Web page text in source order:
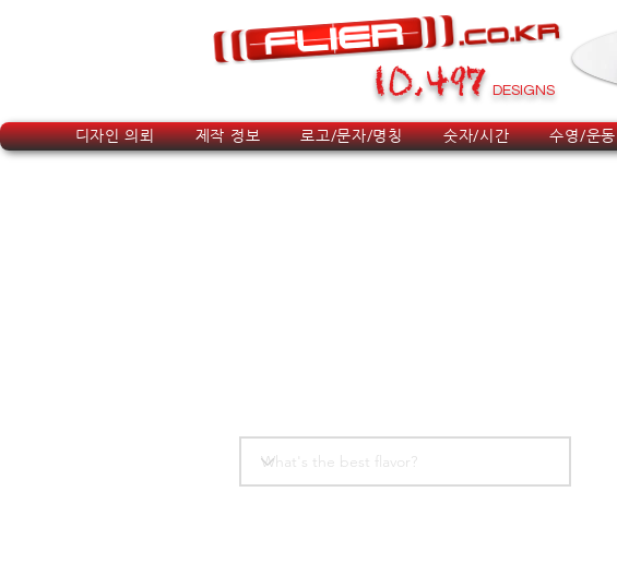
10,497 DESIGNS
디자인 의뢰 제작 정보 로고/문자/명칭 숫자/시간 수영/운동